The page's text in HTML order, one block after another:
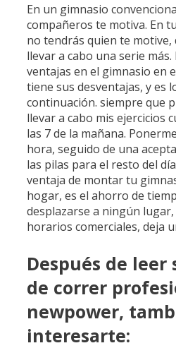
En un gimnasio
compañeros te motiva. En
no tendrás quien te motive,
llevar a cabo una serie
ventajas en el gimnasio en
tiene sus desventajas, y es
continuación. siempre que
llevar a cabo mis ejercicios
las 7 de la mañana.
hora, seguido de una
las pilas para el resto del
ventaja de montar tu
hogar, es el ahorro de
desplazarse a ningún
horarios comerciales, deja
Después de leer
de correr
newpower,
interesarte: